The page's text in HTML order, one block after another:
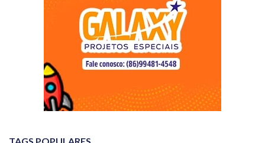
TAGS POPULARES